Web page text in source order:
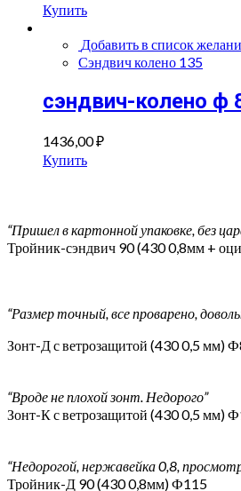
Купить
Добавить в список
Сэндвич колено 135
сэндвич-колено ф
1436,00₽
Купить
“Пришел в картонной упаковке, без
Тройник-сэндвич 90 (430 0,8мм +
“Размер точный, все проварено,
Зонт-Д с ветрозащитой (430 0,5 мм)
“Вроде не плохой зонт. Недорого”
Зонт-К с ветрозащитой (430 0,5 мм)
“Недорогой, нержавейка 0,8,
Тройник-Д 90 (430 0,8мм) Ф115